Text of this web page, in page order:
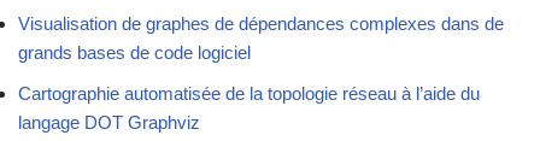
Visualisation de graphes de dépendances complexes dans de
grands bases de code logiciel
Cartographie automatisée de la topologie réseau à l’aide du
langage DOT Graphviz